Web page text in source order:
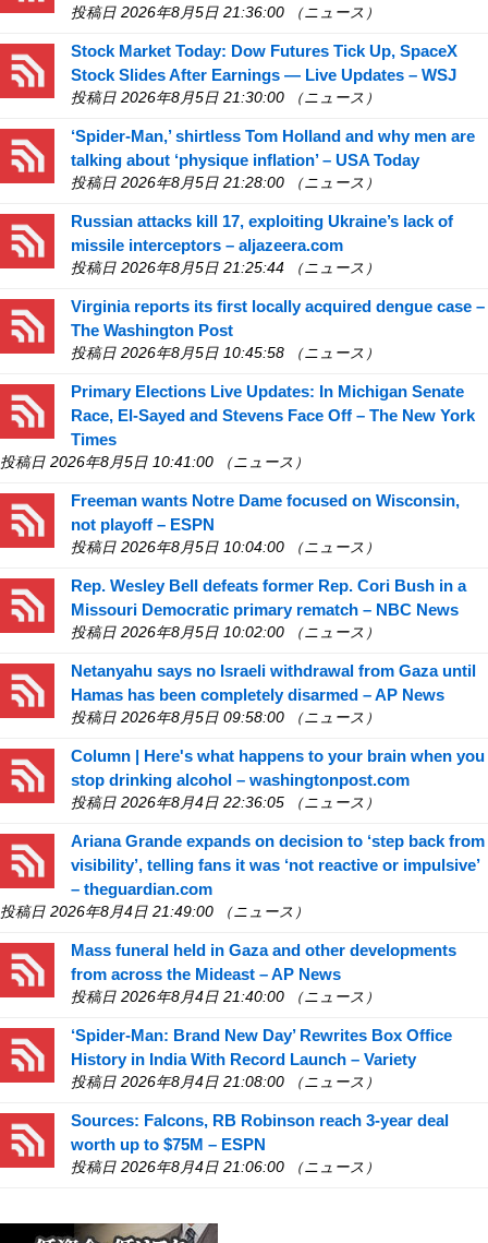
投稿日 2026年8月5日 21:36:00 （ニュース）
Stock Market Today: Dow Futures Tick Up, SpaceX
Stock Slides After Earnings — Live Updates – WSJ
投稿日 2026年8月5日 21:30:00 （ニュース）
‘Spider-Man,’ shirtless Tom Holland and why men are
talking about ‘physique inflation’ – USA Today
投稿日 2026年8月5日 21:28:00 （ニュース）
Russian attacks kill 17, exploiting Ukraine’s lack of
missile interceptors – aljazeera.com
投稿日 2026年8月5日 21:25:44 （ニュース）
Virginia reports its first locally acquired dengue case –
The Washington Post
投稿日 2026年8月5日 10:45:58 （ニュース）
Primary Elections Live Updates: In Michigan Senate
Race, El-Sayed and Stevens Face Off – The New York
Times
投稿日 2026年8月5日 10:41:00 （ニュース）
Freeman wants Notre Dame focused on Wisconsin,
not playoff – ESPN
投稿日 2026年8月5日 10:04:00 （ニュース）
Rep. Wesley Bell defeats former Rep. Cori Bush in a
Missouri Democratic primary rematch – NBC News
投稿日 2026年8月5日 10:02:00 （ニュース）
Netanyahu says no Israeli withdrawal from Gaza until
Hamas has been completely disarmed – AP News
投稿日 2026年8月5日 09:58:00 （ニュース）
Column | Here's what happens to your brain when you
stop drinking alcohol – washingtonpost.com
投稿日 2026年8月4日 22:36:05 （ニュース）
Ariana Grande expands on decision to ‘step back from
visibility’, telling fans it was ‘not reactive or impulsive’
– theguardian.com
投稿日 2026年8月4日 21:49:00 （ニュース）
Mass funeral held in Gaza and other developments
from across the Mideast – AP News
投稿日 2026年8月4日 21:40:00 （ニュース）
‘Spider-Man: Brand New Day’ Rewrites Box Office
History in India With Record Launch – Variety
投稿日 2026年8月4日 21:08:00 （ニュース）
Sources: Falcons, RB Robinson reach 3-year deal
worth up to $75M – ESPN
投稿日 2026年8月4日 21:06:00 （ニュース）